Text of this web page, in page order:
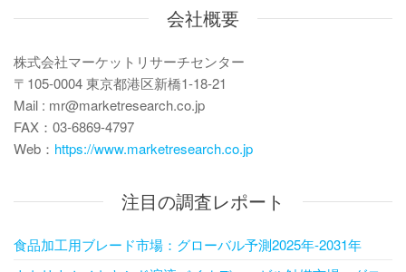
会社概要
株式会社マーケットリサーチセンター
〒105-0004 東京都港区新橋1-18-21
Mail : mr@marketresearch.co.jp
FAX：03-6869-4797
Web： https://www.marketresearch.co.jp
注目の調査レポート
食品加工用ブレード市場：グローバル予測2025年-2031年